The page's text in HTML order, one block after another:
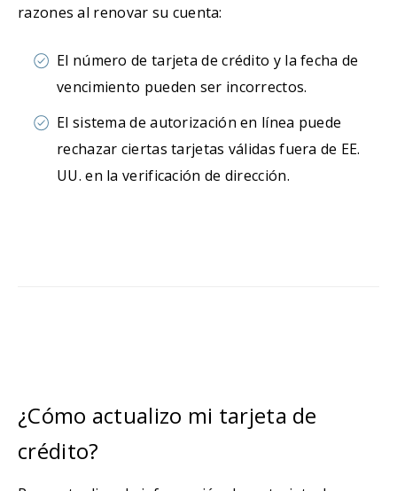
razones al renovar su cuenta:
El número de tarjeta de crédito y la fecha de
vencimiento pueden ser incorrectos.
El sistema de autorización en línea puede
rechazar ciertas tarjetas válidas fuera de EE.
UU. en la verificación de dirección.
¿Cómo actualizo mi tarjeta de
crédito?